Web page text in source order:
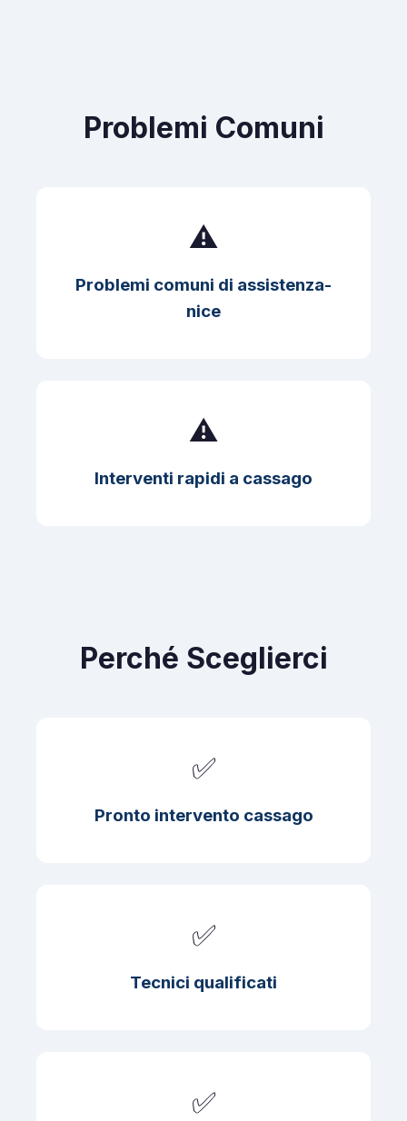
Problemi Comuni
⚠️
Problemi comuni di assistenza-
nice
⚠️
Interventi rapidi a cassago
Perché Sceglierci
✅
Pronto intervento cassago
✅
Tecnici qualificati
✅